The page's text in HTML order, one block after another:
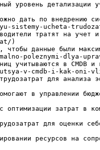
уровень
можно дать по
sistemy-ucheta-
тратят на
)
чтобы данные были
poleznymi-dlya-
учитываются в
v-cmdb-i-kak-oni-
трудозатрат для
помогают в
оптимизации
трудозатрат для
ресурсов